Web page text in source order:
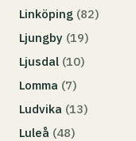
Linköping (82)
Ljungby (19)
Ljusdal (10)
Lomma (7)
Ludvika (13)
Luleå (48)